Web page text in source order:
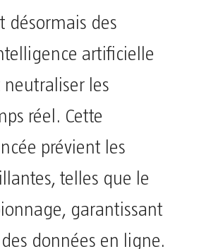
désormais des
artificielle
les
réel. Cette
prévient les
telles que le
garantissant
données en ligne.